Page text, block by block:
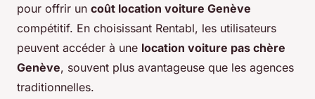
pour offrir un coût location voiture Genève
compétitif. En choisissant Rentabl, les utilisateurs
peuvent accéder à une location voiture pas chère
Genève, souvent plus avantageuse que les agences
traditionnelles.